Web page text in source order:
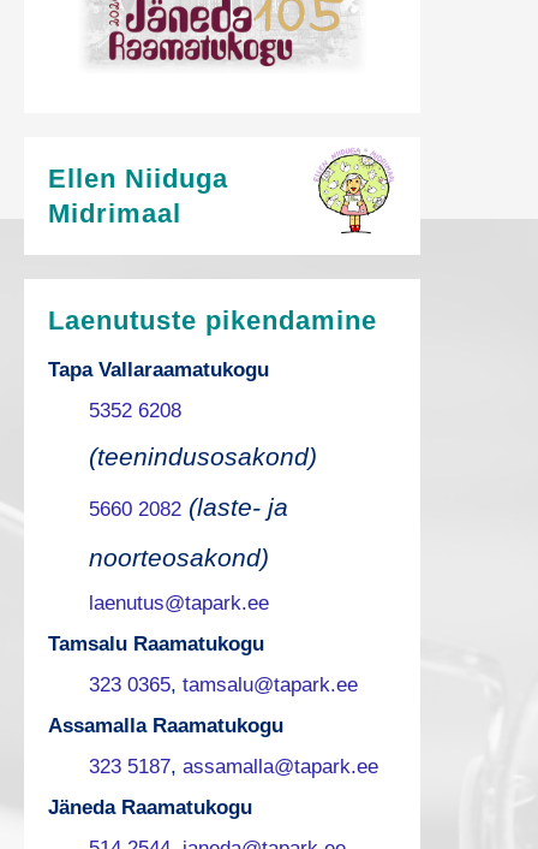
Ellen Niiduga
Midrimaal
Laenutuste pikendamine
Tapa Vallaraamatukogu
5352 6208
(teenindusosakond)
5660 2082 (laste- ja
noorteosakond)
laenutus@tapark.ee
Tamsalu Raamatukogu
323 0365, tamsalu@tapark.ee
Assamalla Raamatukogu
323 5187, assamalla@tapark.ee
Jäneda Raamatukogu